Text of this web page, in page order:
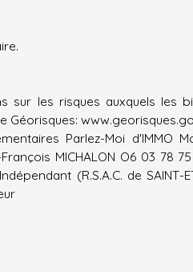
sur les risques auxquels les
Géorisques:
Parlez-Moi d'IMMO
MICHALON O6 03 78
(R.S.A.C. de SAINT-